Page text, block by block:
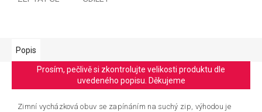
Popis
Prosím, pečlivě si zkontrolujte velikosti produktu dle
uvedeného popisu. Děkujeme
Zimní vycházková obuv se zapínáním na suchý zip, výhodou je